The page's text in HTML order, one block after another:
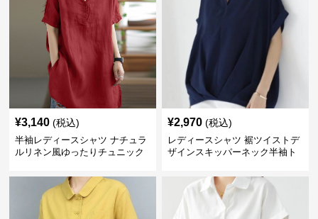
¥3,140 (税込)
半袖レディースシャツ ナチュラ
ルリネン風ゆったりチュニック
¥2,970 (税込)
レディースシャツ 裾ツイストデ
ザインスキッパーネック半袖ト